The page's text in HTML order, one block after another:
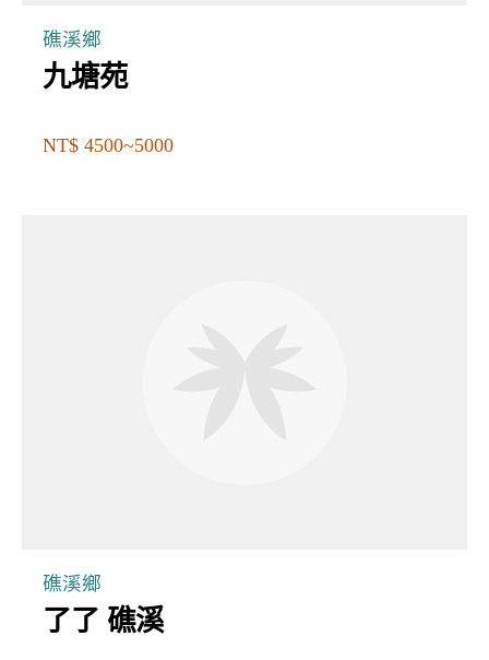
礁溪鄉
九塘苑
NT$ 4500~5000
礁溪鄉
了了 礁溪